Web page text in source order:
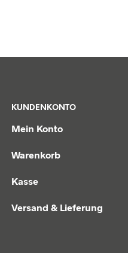
KUNDENKONTO
Mein Konto
Warenkorb
Kasse
Versand & Lieferung